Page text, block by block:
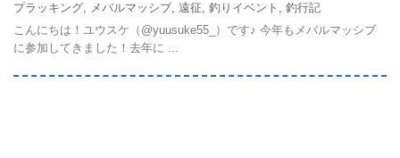
プラッキング, メバルマッシブ, 遠征, 釣りイベント , 釣行記
こんにちは！ユウスケ（@yuusuke55_）です♪ 今年もメバルマッシブ
に参加してきました！去年に ...